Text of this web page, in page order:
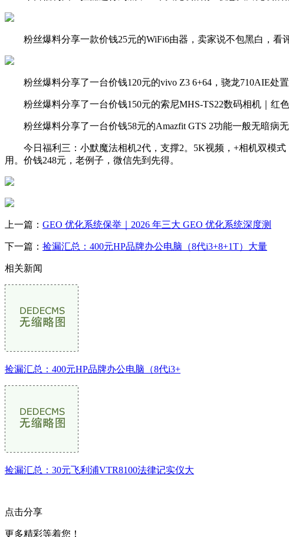
粉丝爆料分享一款价钱25元的WiFi6由器，卖家说不包黑白，看
粉丝爆料分享了一台价钱120元的vivo Z3 6+64，骁龙710AIE处置
粉丝爆料分享了一台价钱150元的索尼MHS-TS22数码相机｜红色
粉丝爆料分享了一台价钱58元的Amazfit GTS 2功能一般无暗病无
今日福利三：小默魔法相机2代，支撑2。5K视频，+相机双模式
用。价钱248元，老例子，微信先到先得。
上一篇： GEO 优化系统保举｜2026 年三大 GEO 优化系统深度测
下一篇： 捡漏汇总：400元HP品牌办公电脑（8代i3+8+1T）大量
相关新闻
捡漏汇总：400元HP品牌办公电脑（8代i3+
捡漏汇总：30元飞利浦VTR8100法律记实仪大
点击分享
更多精彩等着您！